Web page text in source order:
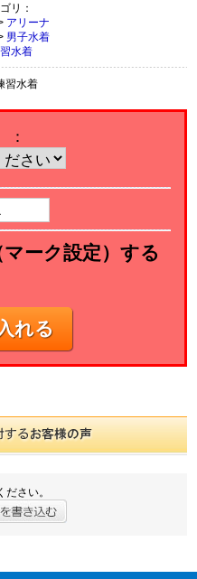
リ：
アリーナ
男子水着
水着
習水着
：
ーク設定）する
れる
さい。